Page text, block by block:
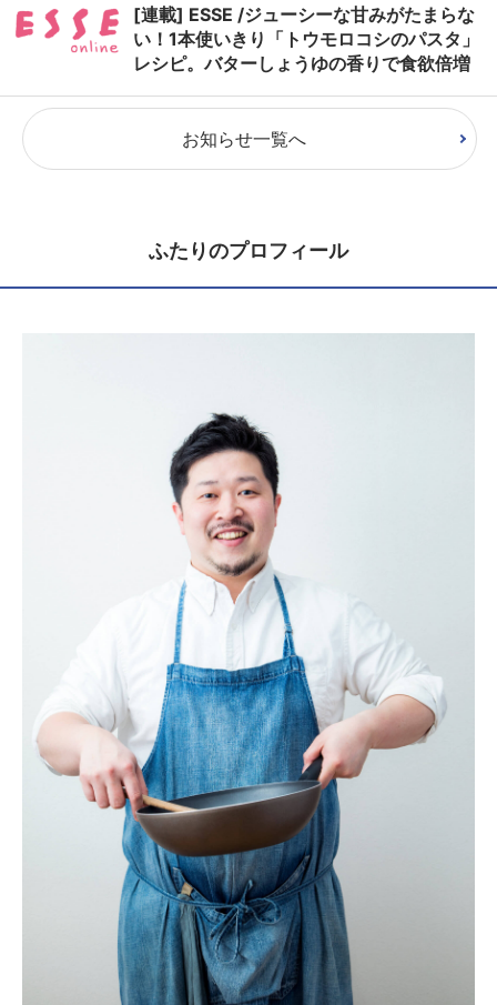
[連載] ESSE /ジューシーな甘みがたまらな
い！1本使いきり「トウモロコシのパスタ」
レシピ。バターしょうゆの香りで食欲倍増
お知らせ一覧へ
ふたりのプロフィール